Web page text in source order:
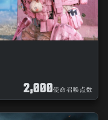
2,000使命召唤点数